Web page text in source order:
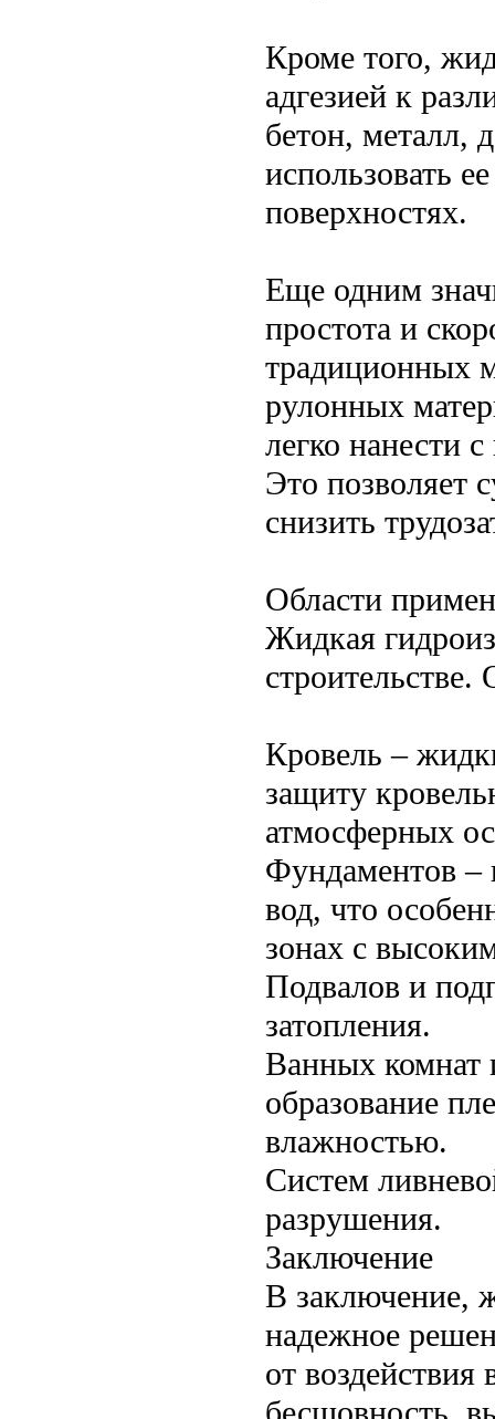
Кроме того,
адгезией к
бетон, металл,
использовать
поверхностях.
Еще одним
простота и
традиционных
рулонных
легко нанести
Это позволяет
снизить
Области
Жидкая
Кровель –
защиту
атмосферных
Фундаментов –
вод, что
зонах с
Подвалов и
затопления.
Ванных комнат
образование
влажностью.
Систем
разрушения.
Заключение
В заключение,
надежное
от воздействия